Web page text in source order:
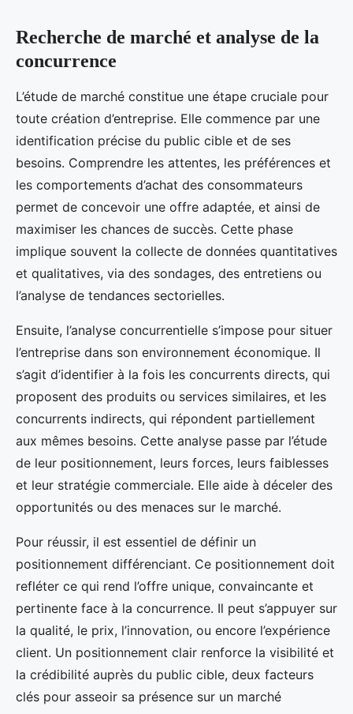
Recherche de marché et analyse de la
concurrence
L’étude de marché constitue une étape cruciale pour
toute création d’entreprise. Elle commence par une
identification précise du public cible et de ses
besoins. Comprendre les attentes, les préférences et
les comportements d’achat des consommateurs
permet de concevoir une offre adaptée, et ainsi de
maximiser les chances de succès. Cette phase
implique souvent la collecte de données quantitatives
et qualitatives, via des sondages, des entretiens ou
l’analyse de tendances sectorielles.
Ensuite, l’analyse concurrentielle s’impose pour situer
l’entreprise dans son environnement économique. Il
s’agit d’identifier à la fois les concurrents directs, qui
proposent des produits ou services similaires, et les
concurrents indirects, qui répondent partiellement
aux mêmes besoins. Cette analyse passe par l’étude
de leur positionnement, leurs forces, leurs faiblesses
et leur stratégie commerciale. Elle aide à déceler des
opportunités ou des menaces sur le marché.
Pour réussir, il est essentiel de définir un
positionnement différenciant. Ce positionnement doit
refléter ce qui rend l’offre unique, convaincante et
pertinente face à la concurrence. Il peut s’appuyer sur
la qualité, le prix, l’innovation, ou encore l’expérience
client. Un positionnement clair renforce la visibilité et
la crédibilité auprès du public cible, deux facteurs
clés pour asseoir sa présence sur un marché